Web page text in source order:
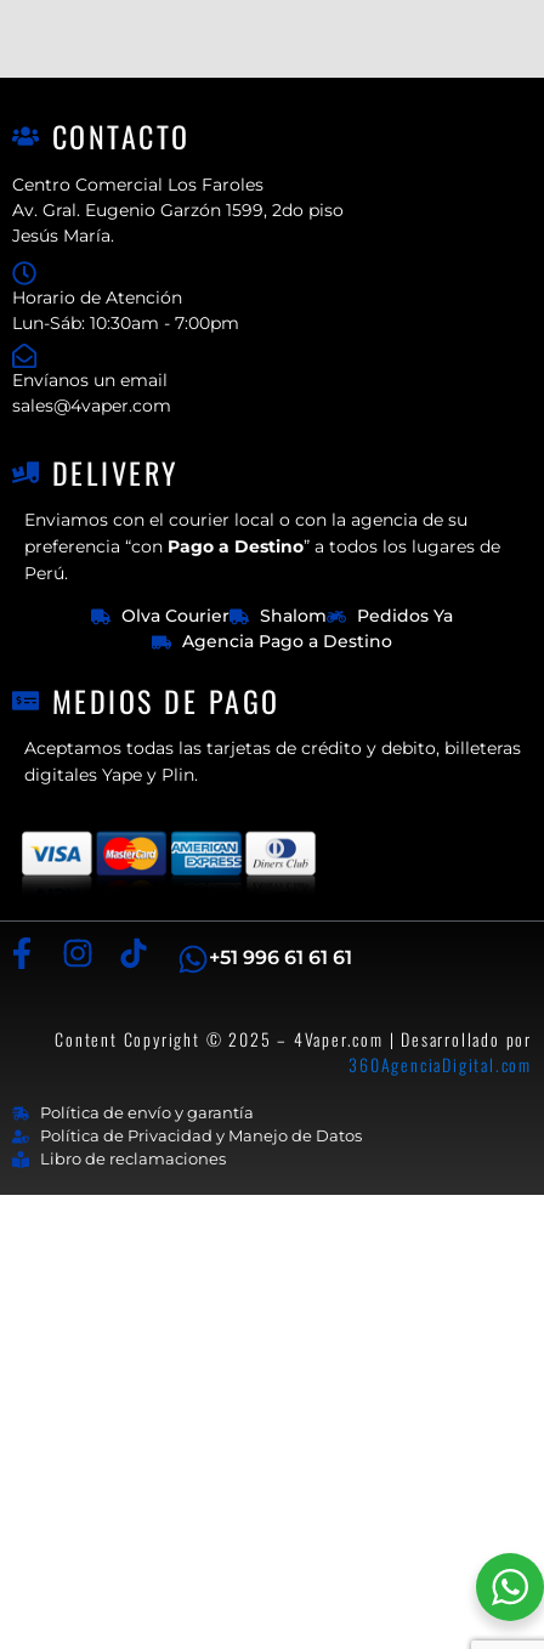
CONTACTO
Centro Comercial Los Faroles
Av. Gral. Eugenio Garzón 1599, 2do piso
Jesús María.
Horario de Atención
Lun-Sáb: 10:30am - 7:00pm
Envíanos un email
sales@4vaper.com
DELIVERY
Enviamos con el courier local o con la agencia de su
preferencia “con Pago a Destino” a todos los lugares de
Perú.
Olva Courier
Shalom
Pedidos Ya
Agencia Pago a Destino
MEDIOS DE PAGO
Aceptamos todas las tarjetas de crédito y debito, billeteras
digitales Yape y Plin.
+51 996 61 61 61
Content Copyright © 2025 – 4Vaper.com | Desarrollado por
360AgenciaDigital.com
Política de envío y garantía
Política de Privacidad y Manejo de Datos
Libro de reclamaciones